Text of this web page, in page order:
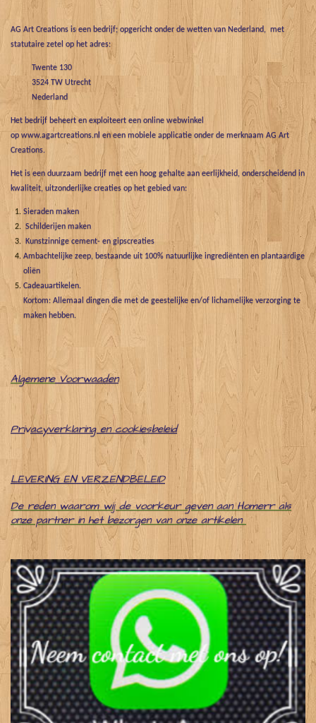
AG Art Creations is een bedrijf; opgericht onder de wetten van Nederland, met
statutaire zetel op het adres:
Twente 130
3524 TW Utrecht
Nederland
Het bedrijf beheert en exploiteert een online webwinkel
op www.agartcreations.nl en een mobiele applicatie onder de merknaam AG Art
Creations.
Het is een duurzaam bedrijf met een hoog gehalte aan eerlijkheid, onderscheidend in
kwaliteit, uitzonderlijke creaties op het gebied van:
Sieraden maken
Schilderijen maken
Kunstzinnige cement- en gipscreaties
Ambachtelijke zeep, bestaande uit 100% natuurlijke ingrediënten en plantaardige
oliën
Cadeauartikelen.
Kortom: Allemaal dingen die met de geestelijke en/of lichamelijke verzorging te
maken hebben.
Algemene Voorwaaden
Privacyverklaring en cookiesbeleid
LEVERING EN VERZENDBELEID
De reden waarom wij de voorkeur geven aan Homerr als
onze partner in het bezorgen van onze artikelen